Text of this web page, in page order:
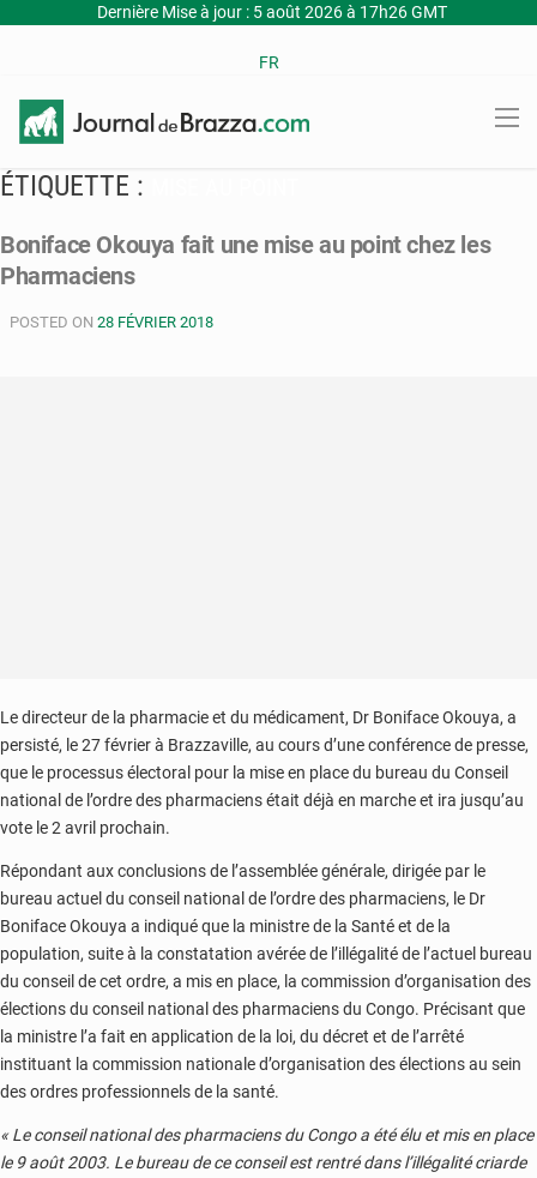
Dernière Mise à jour : 5 août 2026 à 17h26 GMT
FR
ÉTIQUETTE :
Boniface Okouya fait une mise au point chez les
Pharmaciens
POSTED ON 28 FÉVRIER 2018
Le directeur de la pharmacie et du médicament, Dr Boniface Okouya, a
persisté, le 27 février à Brazzaville, au cours d’une conférence de presse,
que le processus électoral pour la mise en place du bureau du Conseil
national de l’ordre des pharmaciens était déjà en marche et ira jusqu’au
vote le 2 avril prochain.
Répondant aux conclusions de l’assemblée générale, dirigée par le
bureau actuel du conseil national de l’ordre des pharmaciens, le Dr
Boniface Okouya a indiqué que la ministre de la Santé et de la
population, suite à la constatation avérée de l’illégalité de l’actuel bureau
du conseil de cet ordre, a mis en place, la commission d’organisation des
élections du conseil national des pharmaciens du Congo. Précisant que
la ministre l’a fait en application de la loi, du décret et de l’arrêté
instituant la commission nationale d’organisation des élections au sein
des ordres professionnels de la santé.
« Le conseil national des pharmaciens du Congo a été élu et mis en place
le 9 août 2003. Le bureau de ce conseil est rentré dans l’illégalité criarde